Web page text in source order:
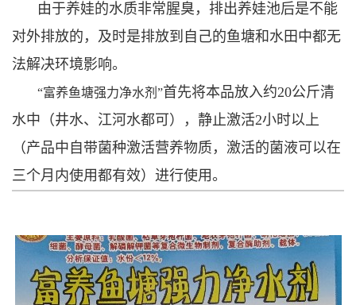
由于养娃的水质非常腥臭，排出养娃池后是不能
对外排放的，及时是排放到自己的鱼塘和水田中都无
法解决环境影响。
“富养鱼塘强力净水剂”首先将本品放入约20公斤清
水中（井水、江河水都可），静止激活2小时以上
（产品中自带菌种激活营养物质，激活的菌液可以在
三个月内使用都有效）进行使用。